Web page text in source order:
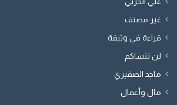
غير مصنف
قراءة في وثيقة
لن ننساكم
ماجد الصقيري
مال وأعمال